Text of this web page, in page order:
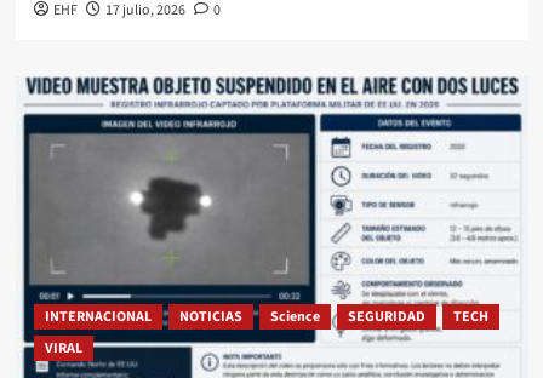
EHF 17 julio, 2026 0
INTERNACIONAL NOTICIAS Science SEGURIDAD
TECH
VIRAL